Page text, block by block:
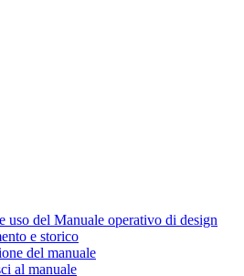
uso del Manuale operativo di design
e storico
del manuale
al manuale